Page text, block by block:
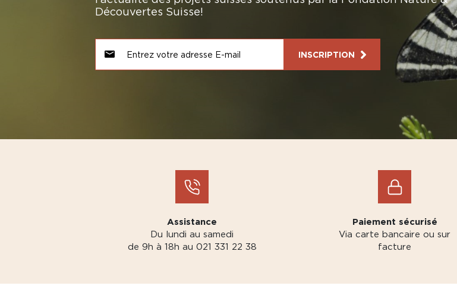
Découvertes Suisse!
INSCRIPTION
Assistance
Du lundi au samedi
de 9h à 18h au 021 331 22 38
Paiement sécurisé
Via carte bancaire ou sur
facture